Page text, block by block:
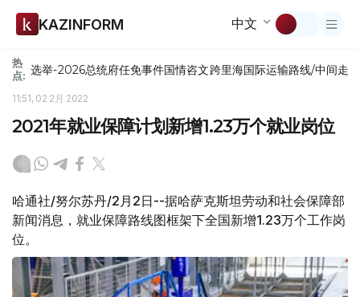
KAZINFORM 中文
热
点: 选举-2026总统府任免事件国情咨文跨里海国际运输路线/中间走廊
11:51, 02 2月 2022
2021年就业保障计划新增1.23万个就业岗位
哈通社/努尔苏丹/2月2日--据哈萨克斯坦劳动和社会保障部
新闻消息，就业保障路线图框架下全国新增1.23万个工作岗
位。